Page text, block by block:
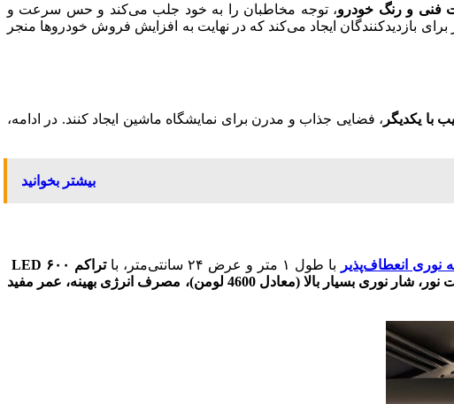
فنی و رنگ خودرو، توجه مخاطبان را به خود جلب می‌کند و حس سرعت و
بازدیدکنندگان ایجاد می‌کند که در نهایت به افزایش فروش خودروها منجر
با یکدیگر ، فضایی جذاب و مدرن برای نمایشگاه ماشین ایجاد کنند. در ادامه،
بیشتر بخوانید
نوری انعطاف‌پذیر با طول ۱ متر و عرض ۲۴ سانتی‌متر، با
تراکم ۶۰۰ LED
قابلیت اتصال به دیمر و تنظیم شدت نور، شار نوری بسیار بالا (معادل 4600 لومن)، مصرف انرژی بهینه، عمر مفید